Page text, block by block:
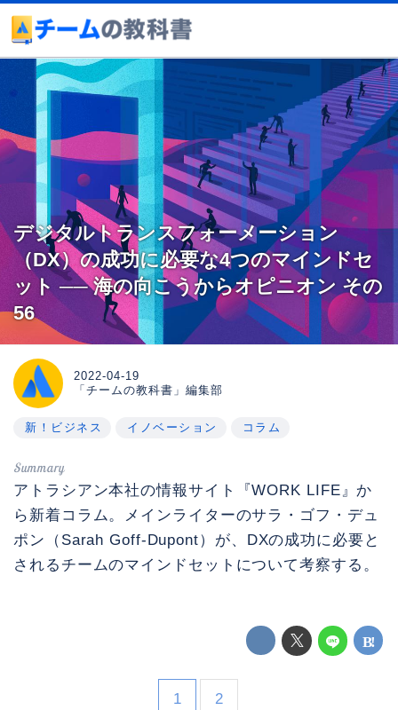
デジタルトランスフォーメーション
（DX）の成功に必要な4つのマインドセ
ット ── 海の向こうからオピニオン その
56
2022-04-19
「チームの教科書」編集部
新！ビジネス イノベーション コラム
アトラシアン本社の情報サイト『WORK LIFE』か
ら新着コラム。メインライターのサラ・ゴフ・デュ
ポン（Sarah Goff-Dupont）が、DXの成功に必要と
されるチームのマインドセットについて考察する。
1 2